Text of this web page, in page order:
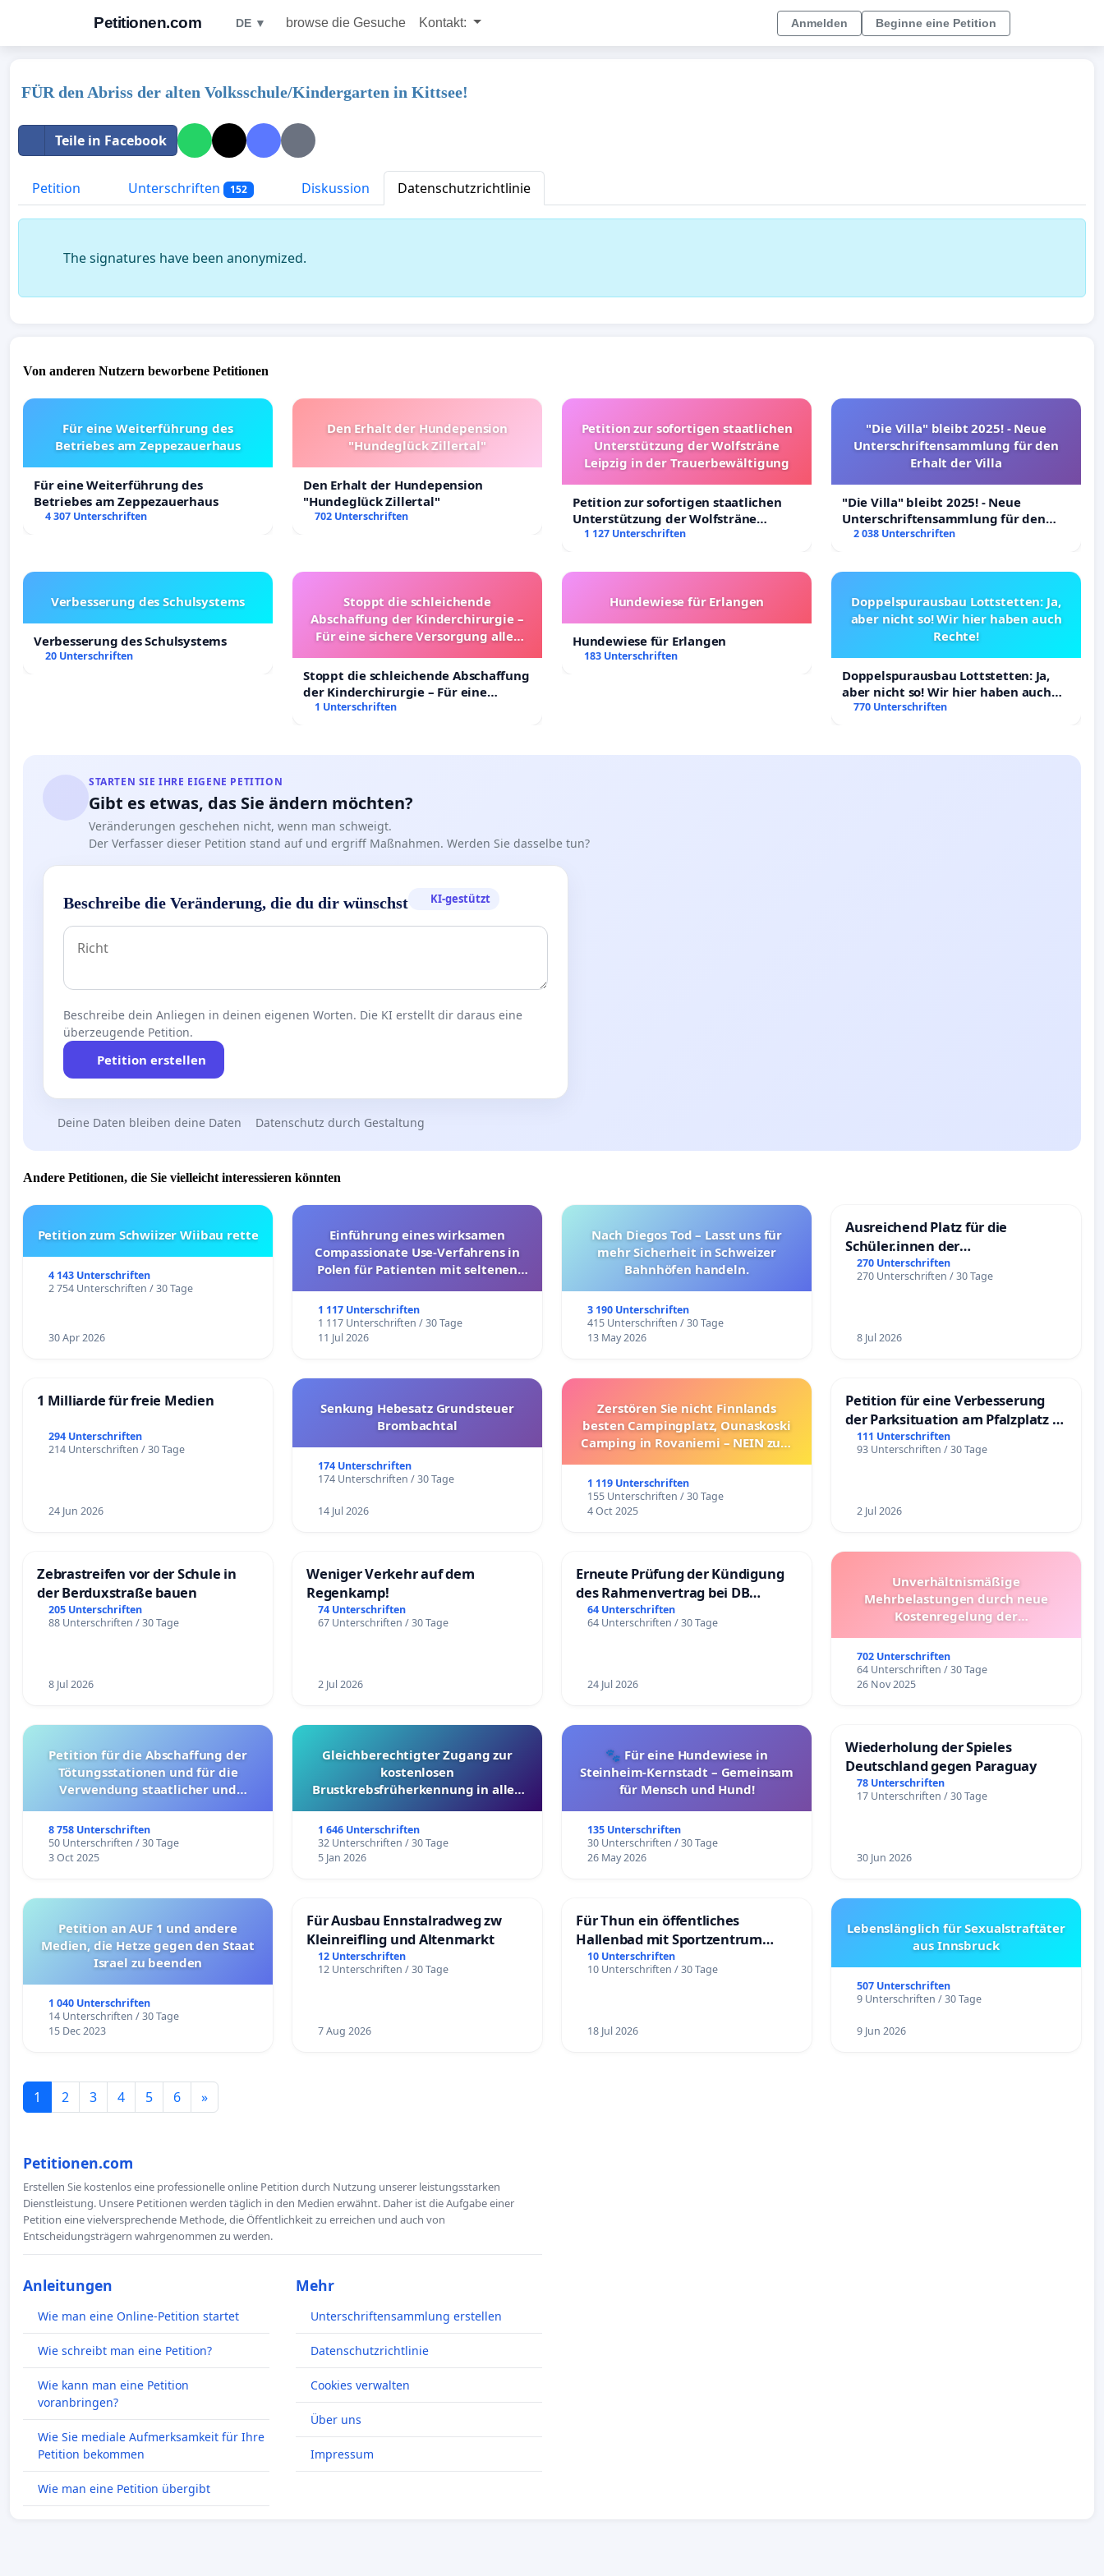
Petitionen.com DE ▼ browse die Gesuche Kontakt: Anmelden Beginne eine Petition
FÜR den Abriss der alten Volksschule/Kindergarten in Kittsee!
Teile in Facebook
Petition Unterschriften 152 Diskussion Datenschutzrichtlinie
The signatures have been anonymized.
Von anderen Nutzern beworbene Petitionen
Für eine Weiterführung des
Betriebes am Zeppezauerhaus
Für eine Weiterführung des
Betriebes am Zeppezauerhaus
4 307 Unterschriften
Den Erhalt der Hundepension
"Hundeglück Zillertal"
Den Erhalt der Hundepension
"Hundeglück Zillertal"
702 Unterschriften
Petition zur sofortigen staatlichen
Unterstützung der Wolfsträne
Leipzig in der Trauerbewältigung
Petition zur sofortigen staatlichen
Unterstützung der Wolfsträne
Leipzig in der Trauerbewältigung
1 127 Unterschriften
"Die Villa" bleibt 2025! - Neue
Unterschriftensammlung für den
Erhalt der Villa
"Die Villa" bleibt 2025! - Neue
Unterschriftensammlung für den
Erhalt der Villa
2 038 Unterschriften
Verbesserung des Schulsystems
Verbesserung des Schulsystems
20 Unterschriften
Stoppt die schleichende
Abschaffung der Kinderchirurgie –
Für eine sichere Versorgung aller
Stoppt die schleichende Abschaffung
der Kinderchirurgie – Für eine
sichere Versorgung aller Kinder in
1 Unterschriften
Hundewiese für Erlangen
Hundewiese für Erlangen
183 Unterschriften
Doppelspurausbau Lottstetten: Ja,
aber nicht so! Wir hier haben auch
Rechte!
Doppelspurausbau Lottstetten: Ja,
aber nicht so! Wir hier haben auch
Rechte!
770 Unterschriften
STARTEN SIE IHRE EIGENE PETITION
Gibt es etwas, das Sie ändern möchten?
Veränderungen geschehen nicht, wenn man schweigt.
Der Verfasser dieser Petition stand auf und ergriff Maßnahmen. Werden Sie dasselbe tun?
Beschreibe die Veränderung, die du dir wünschst KI-gestützt
Beschreibe dein Anliegen in deinen eigenen Worten. Die KI erstellt dir daraus eine
überzeugende Petition.
Petition erstellen
Deine Daten bleiben deine Daten Datenschutz durch Gestaltung
Andere Petitionen, die Sie vielleicht interessieren könnten
Petition zum Schwiizer Wiibau rette
4 143 Unterschriften
2 754 Unterschriften / 30 Tage
30 Apr 2026
Einführung eines wirksamen
Compassionate Use-Verfahrens in
Polen für Patienten mit seltenen
1 117 Unterschriften
1 117 Unterschriften / 30 Tage
11 Jul 2026
Nach Diegos Tod – Lasst uns für
mehr Sicherheit in Schweizer
Bahnhöfen handeln.
3 190 Unterschriften
415 Unterschriften / 30 Tage
13 May 2026
Ausreichend Platz für die
Schüler.innen der
Schönbergschule
270 Unterschriften
270 Unterschriften / 30 Tage
8 Jul 2026
1 Milliarde für freie Medien
294 Unterschriften
214 Unterschriften / 30 Tage
24 Jun 2026
Senkung Hebesatz Grundsteuer
Brombachtal
174 Unterschriften
174 Unterschriften / 30 Tage
14 Jul 2026
Zerstören Sie nicht Finnlands
besten Campingplatz, Ounaskoski
Camping in Rovaniemi – NEIN zum
1 119 Unterschriften
155 Unterschriften / 30 Tage
4 Oct 2025
Petition für eine Verbesserung
der Parksituation am Pfalzplatz in
Mannheim
111 Unterschriften
93 Unterschriften / 30 Tage
2 Jul 2026
Zebrastreifen vor der Schule in
der Berduxstraße bauen
205 Unterschriften
88 Unterschriften / 30 Tage
8 Jul 2026
Weniger Verkehr auf dem
Regenkamp!
74 Unterschriften
67 Unterschriften / 30 Tage
2 Jul 2026
Erneute Prüfung der Kündigung
des Rahmenvertrag bei DB
Fahrwegdienste Gmbh
64 Unterschriften
64 Unterschriften / 30 Tage
24 Jul 2026
Unverhältnismäßige
Mehrbelastungen durch neue
Kostenregelung der
Überprüfung und Alternativen
702 Unterschriften
64 Unterschriften / 30 Tage
26 Nov 2025
Petition für die Abschaffung der
Tötungsstationen und für die
Verwendung staatlicher und
8 758 Unterschriften
50 Unterschriften / 30 Tage
3 Oct 2025
Gleichberechtigter Zugang zur
kostenlosen
Brustkrebsfrüherkennung in allen
1 646 Unterschriften
32 Unterschriften / 30 Tage
5 Jan 2026
🐾 Für eine Hundewiese in
Steinheim-Kernstadt – Gemeinsam
für Mensch und Hund!
135 Unterschriften
30 Unterschriften / 30 Tage
26 May 2026
Wiederholung der Spieles
Deutschland gegen Paraguay
78 Unterschriften
17 Unterschriften / 30 Tage
30 Jun 2026
Petition an AUF 1 und andere
Medien, die Hetze gegen den Staat
Israel zu beenden
1 040 Unterschriften
14 Unterschriften / 30 Tage
15 Dec 2023
Für Ausbau Ennstalradweg zw
Kleinreifling und Altenmarkt
12 Unterschriften
12 Unterschriften / 30 Tage
7 Aug 2026
Für Thun ein öffentliches
Hallenbad mit Sportzentrum
schaffen
10 Unterschriften
10 Unterschriften / 30 Tage
18 Jul 2026
Lebenslänglich für Sexualstraftäter
aus Innsbruck
507 Unterschriften
9 Unterschriften / 30 Tage
9 Jun 2026
1 2 3 4 5 6 »
Petitionen.com
Erstellen Sie kostenlos eine professionelle online Petition durch Nutzung unserer leistungsstarken
Dienstleistung. Unsere Petitionen werden täglich in den Medien erwähnt. Daher ist die Aufgabe einer
Petition eine vielversprechende Methode, die Öffentlichkeit zu erreichen und auch von
Entscheidungsträgern wahrgenommen zu werden.
Anleitungen
Wie man eine Online-Petition startet
Wie schreibt man eine Petition?
Wie kann man eine Petition
voranbringen?
Wie Sie mediale Aufmerksamkeit für Ihre
Petition bekommen
Wie man eine Petition übergibt
Mehr
Unterschriftensammlung erstellen
Datenschutzrichtlinie
Cookies verwalten
Über uns
Impressum